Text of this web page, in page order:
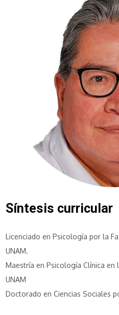
Síntesis curricular
Licenciado en Psicología por la
UNAM.
Maestría en Psicología Clínica en
UNAM
Doctorado en Ciencias Sociales